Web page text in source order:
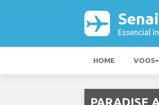
Essencial
HOME VOOS
PARADISE